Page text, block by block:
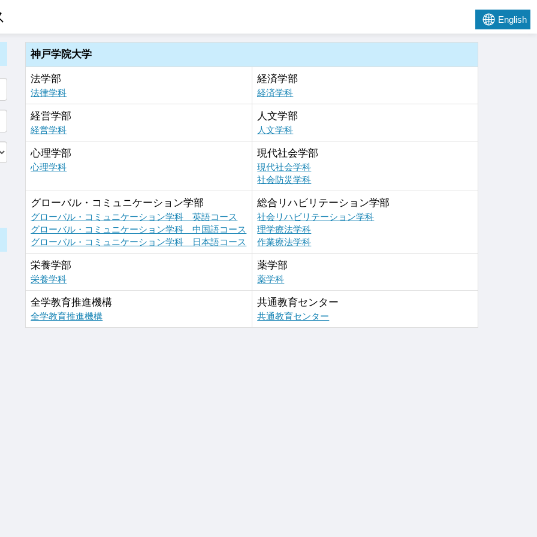
English
神戸学院大学
法学部
法律学科
経済学部
経済学科
経営学部
経営学科
人文学部
人文学科
心理学部
心理学科
現代社会学部
現代社会学科
社会防災学科
グローバル・コミュニケーション学部
グローバル・コミュニケーション学科 英語コース
グローバル・コミュニケーション学科 中国語コース
グローバル・コミュニケーション学科 日本語コース
総合リハビリテーション学部
社会リハビリテーション学科
理学療法学科
作業療法学科
栄養学部
栄養学科
薬学部
薬学科
全学教育推進機構
全学教育推進機構
共通教育センター
共通教育センター